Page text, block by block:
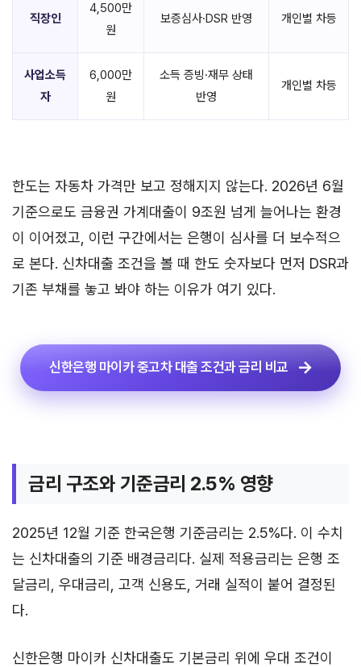
직장인
4,500만
원
보증심사·DSR 반영 개인별 차등
사업소득
자
6,000만
원
소득 증빙·재무 상태
반영
개인별 차등
한도는 자동차 가격만 보고 정해지지 않는다. 2026년 6월
기준으로도 금융권 가계대출이 9조원 넘게 늘어나는 환경
이 이어졌고, 이런 구간에서는 은행이 심사를 더 보수적으
로 본다. 신차대출 조건을 볼 때 한도 숫자보다 먼저 DSR과
기존 부채를 놓고 봐야 하는 이유가 여기 있다.
신한은행 마이카 중고차 대출 조건과 금리 비교
금리 구조와 기준금리 2.5% 영향
2025년 12월 기준 한국은행 기준금리는 2.5%다. 이 수치
는 신차대출의 기준 배경금리다. 실제 적용금리는 은행 조
달금리, 우대금리, 고객 신용도, 거래 실적이 붙어 결정된
다.
신한은행 마이카 신차대출도 기본금리 위에 우대 조건이